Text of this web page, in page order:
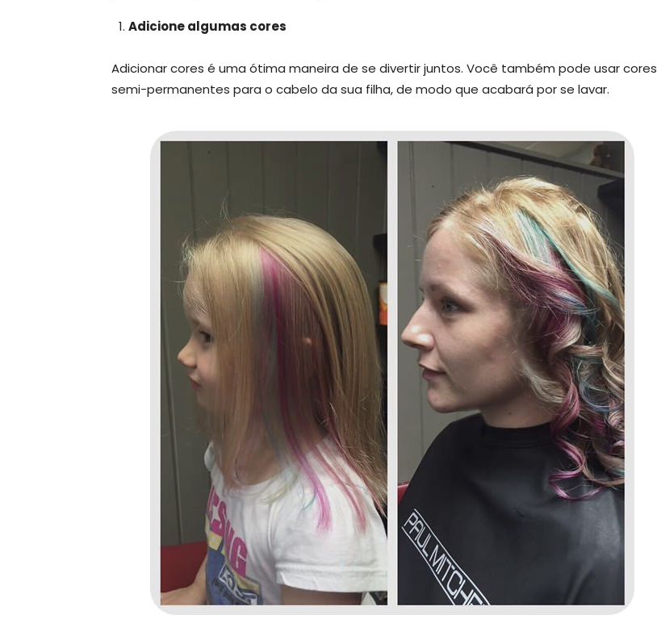
Adicione algumas cores
Adicionar cores é uma ótima maneira de se divertir juntos. Você também pode usar cores
semi-permanentes para o cabelo da sua filha, de modo que acabará por se lavar.